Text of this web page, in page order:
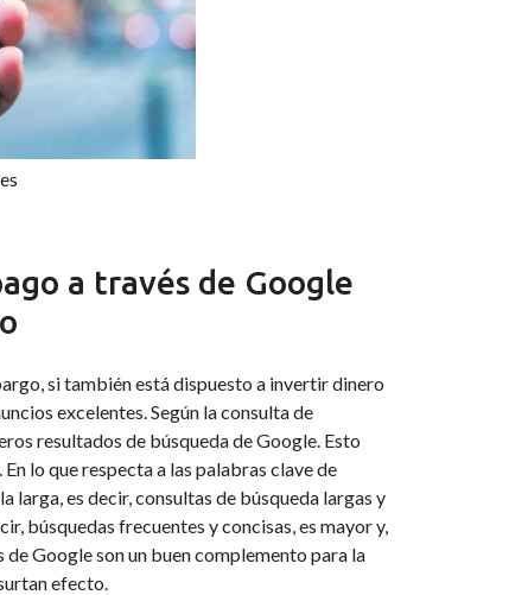
a través de Google
si también está dispuesto a invertir dinero
excelentes. Según la consulta de
resultados de búsqueda de Google. Esto
lo que respecta a las palabras clave de
larga, es decir, consultas de búsqueda largas y
búsquedas frecuentes y concisas, es mayor y,
Google son un buen complemento para la
efecto.